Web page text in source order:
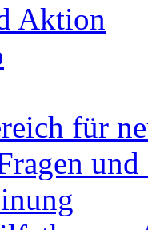
Aktion
für